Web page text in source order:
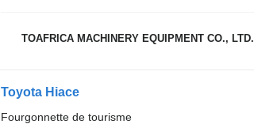
TOAFRICA MACHINERY EQUIPMENT CO., LTD.
Toyota Hiace
Fourgonnette de tourisme